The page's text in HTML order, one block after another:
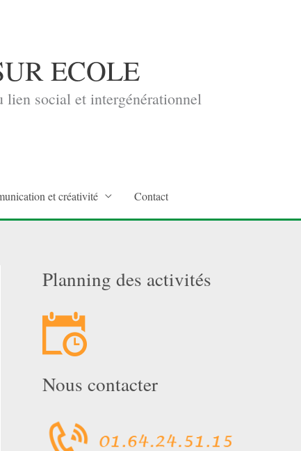
ECOLE
lien social et intergénérationnel
et créativité Contact
Planning des activités
Nous contacter